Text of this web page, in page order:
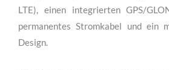
SD-Speicher (bis zu 128 GB), ein
LTE), einen integrierten GPS/
permanentes Stromkabel und ein